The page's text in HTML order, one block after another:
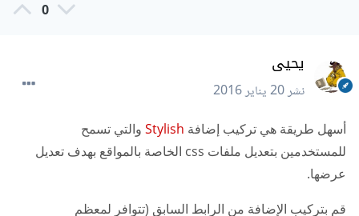
0
يحيى
نشر20 يناير 2016
أسهل طريقة هي تركيب إضافة Stylishوالتي تسمح
للمستخدمين بتعديل ملفات css الخاصة بالمواقع بهدف تعديل
عرضها.
قم بتركيب الإضافة من الرابط السابق (تتوافر لمعظم